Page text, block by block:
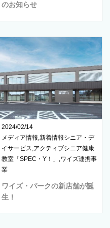
のお知らせ
2024/02/14
メディア情報,新着情報シニア・デ
イサービス,アクティブシニア健康
教室「SPEC・Y！」,ワイズ連携事
業
ワイズ・パークの新店舗が誕
生！